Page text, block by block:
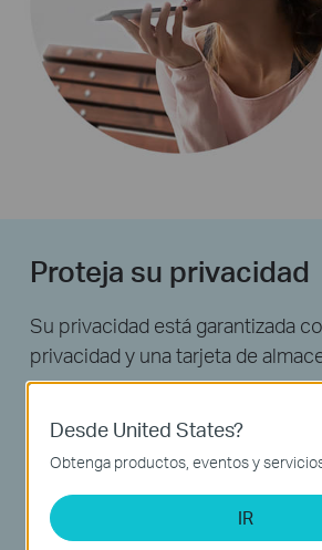
Proteja su privacidad
Su privacidad está garantizada
privacidad y una tarjeta de
Modo de
Desde United States?
Obtenga productos, eventos y
IR